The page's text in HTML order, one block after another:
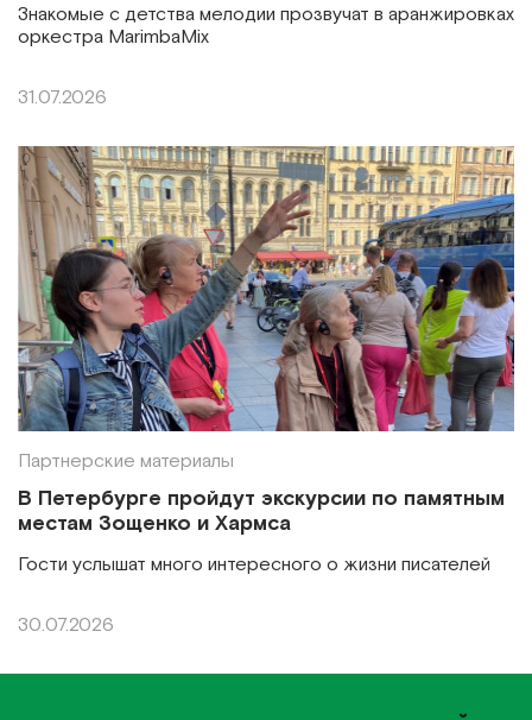
Знакомые с детства мелодии прозвучат в аранжировках
оркестра MarimbaMix
31.07.2026
Партнерские материалы
В Петербурге пройдут экскурсии по памятным
местам Зощенко и Хармса
Гости услышат много интересного о жизни писателей
30.07.2026